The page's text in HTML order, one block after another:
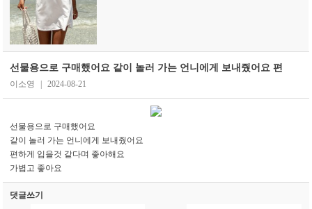
선물용으로 구매했어요 같이 놀러 가는 언니에게 보내줬어요 편
이소영 2024-08-21
선물용으로 구매했어요
같이 놀러 가는 언니에게 보내줬어요
편하게 입을것 같다며 좋아해요
가볍고 좋아요
댓글쓰기